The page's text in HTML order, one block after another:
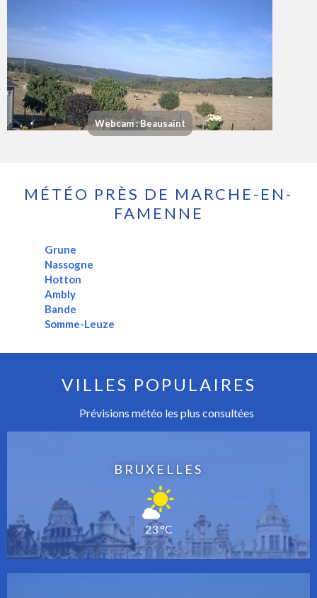
Webcam : Beausaint
MÉTÉO PRÈS DE MARCHE-EN-
FAMENNE
Grune
Nassogne
Hotton
Ambly
Bande
Somme-Leuze
VILLES POPULAIRES
Prévisions météo les plus consultées
BRUXELLES
23 °C